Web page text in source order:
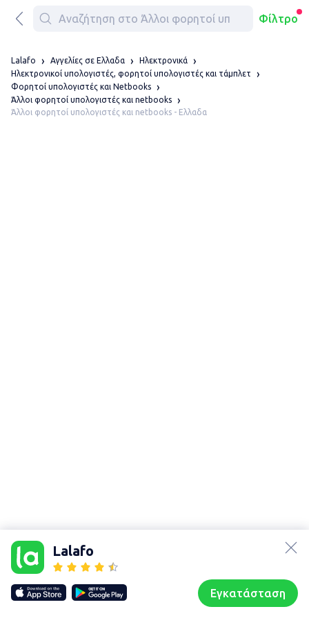
Φίλτρο
Lalafo
Εγκατάσταση
Lalafo Αγγελίες σε Ελλαδα
Ηλεκτρονικά
Ηλεκτρονικοί υπολογιστές, φορητοί υπολογιστές και τάμπλετ
Φορητοί υπολογιστές και Netbooks
Άλλοι φορητοί υπολογιστές και netbooks
Άλλοι φορητοί υπολογιστές και netbooks - Ελλαδα
Our websites
lalafo.kg
lalafo.rs
lalafo.pl
Sitemap
Συζητήσεις Προφίλ